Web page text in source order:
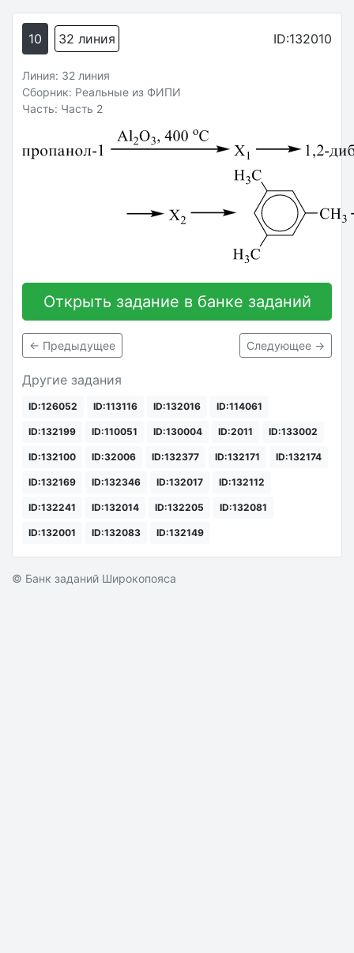
10 32 линия ID:132010
Линия: 32 линия
Сборник: Реальные из ФИПИ
Часть: Часть 2
Открыть задание в банке заданий
← Предыдущее Следующее →
Другие задания
ID:126052 ID:113116 ID:132016 ID:114061
ID:132199 ID:110051 ID:130004 ID:2011 ID:133002
ID:132100 ID:32006 ID:132377 ID:132171 ID:132174
ID:132169 ID:132346 ID:132017 ID:132112
ID:132241 ID:132014 ID:132205 ID:132081
ID:132001 ID:132083 ID:132149
© Банк заданий Широкопояса